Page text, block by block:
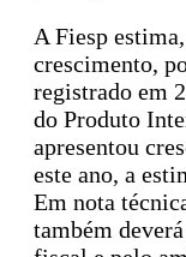
A Fiesp
crescimento,
registrado em
do Produto
apresentou
este ano, a
Em nota
também